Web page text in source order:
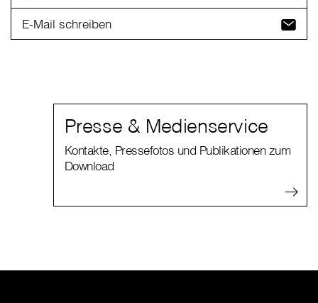
E-Mail schreiben
Presse & Medienservice
Kontakte, Pressefotos und Publikationen zum
Download